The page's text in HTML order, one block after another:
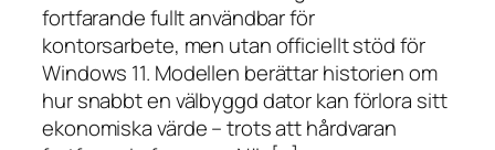
fortfarande fullt användbar för
kontorsarbete, men utan officiellt stöd för
Windows 11. Modellen berättar historien om
hur snabbt en välbyggd dator kan förlora sitt
ekonomiska värde – trots att hårdvaran